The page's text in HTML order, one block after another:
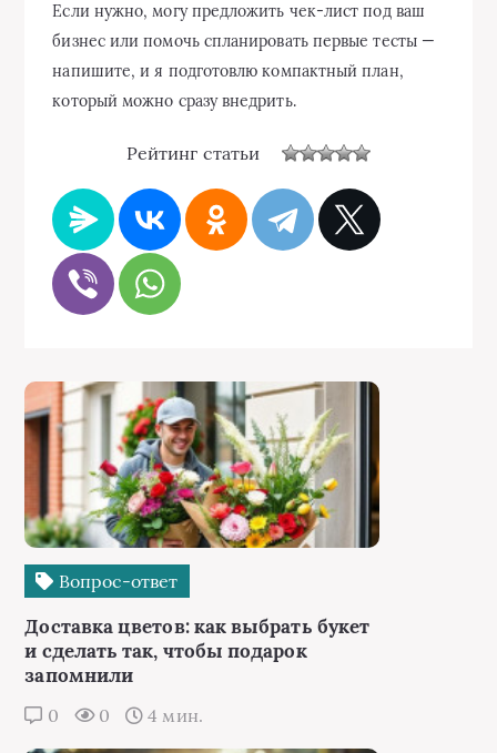
Если нужно, могу предложить чек-лист под ваш
бизнес или помочь спланировать первые тесты —
напишите, и я подготовлю компактный план,
который можно сразу внедрить.
Рейтинг статьи
Вопрос-ответ
Доставка цветов: как выбрать букет
и сделать так, чтобы подарок
запомнили
0 0 4 мин.